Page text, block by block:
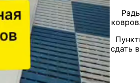
сдать